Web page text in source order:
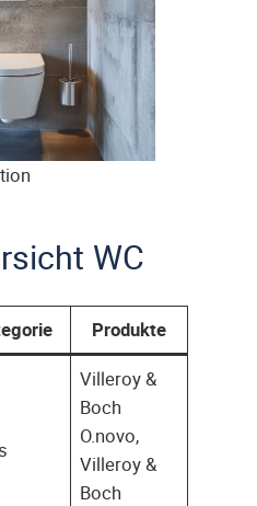
WC
Produkte
Villeroy &
Boch
O.novo,
Villeroy &
Boch